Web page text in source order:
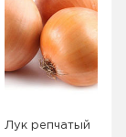
Лук репчатый